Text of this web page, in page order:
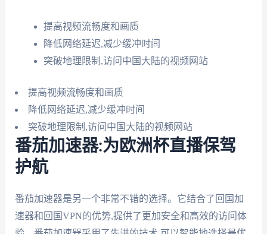
提高视频流畅度和画质
降低网络延迟,减少缓冲时间
突破地理限制,访问中国大陆的视频网站
提高视频流畅度和画质
降低网络延迟,减少缓冲时间
突破地理限制,访问中国大陆的视频网站
番茄加速器:为欧洲杯直播保驾
护航
番茄加速器是另一个非常不错的选择。它结合了回国加
速器和回国VPN的优势,提供了更加安全和高效的访问体